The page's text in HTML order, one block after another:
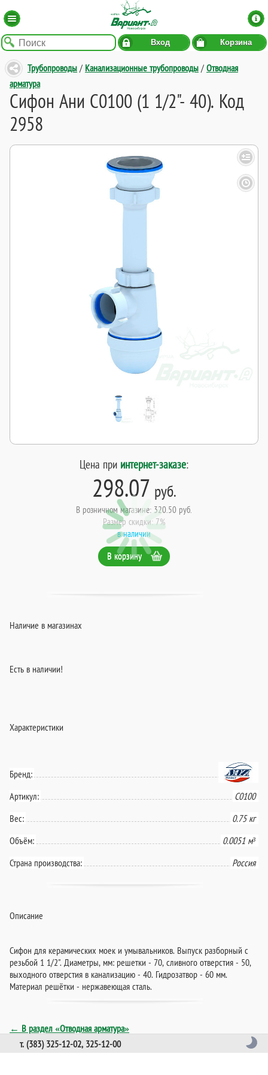
Вход Корзина
Трубопроводы / Канализационные трубопроводы / Отводная
арматура
Сифон Ани C0100 (1 1/2"- 40). Код
2958
Цена при интернет-заказе:
298.07 руб.
В розничном магазине: 320.50 руб.
Размер скидки: 7%
в наличии
В корзину
Наличие в магазинах
Есть в наличии!
Характеристики
Бренд:
Артикул:
C0100
Вес:
0.75 кг
Объём:
0.0051 м³
Страна производства:
Россия
Описание
Сифон для керамических моек и умывальников. Выпуск разборный с
резьбой 1 1/2". Диаметры, мм: решетки - 70, сливного отверстия - 50,
выходного отверстия в канализацию - 40. Гидрозатвор - 60 мм.
Материал решётки - нержавеющая сталь.
← В раздел «Отводная арматура»
т. (383) 325-12-02, 325-12-00